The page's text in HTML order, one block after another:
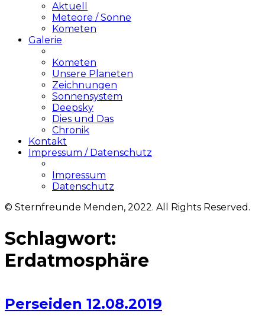
Aktuell
Meteore / Sonne
Kometen
Galerie
Kometen
Unsere Planeten
Zeichnungen
Sonnensystem
Deepsky
Dies und Das
Chronik
Kontakt
Impressum / Datenschutz
Impressum
Datenschutz
© Sternfreunde Menden, 2022. All Rights Reserved.
Schlagwort:
Erdatmosphäre
Perseiden 12.08.2019